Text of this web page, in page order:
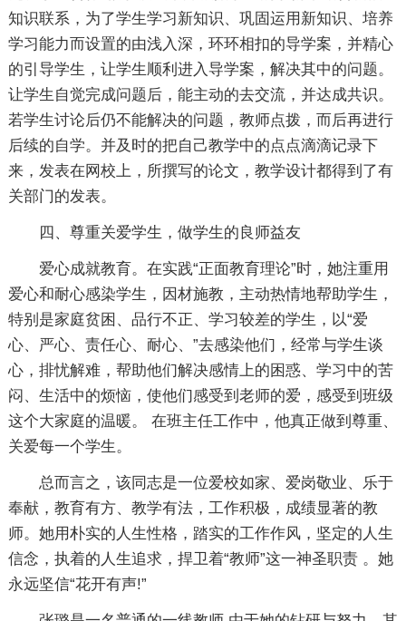
知识联系，为了学生学习新知识、巩固运用新知识、培养
学习能力而设置的由浅入深，环环相扣的导学案，并精心
的引导学生，让学生顺利进入导学案，解决其中的问题。
让学生自觉完成问题后，能主动的去交流，并达成共识。
若学生讨论后仍不能解决的问题，教师点拨，而后再进行
后续的自学。并及时的把自己教学中的点点滴滴记录下
来，发表在网校上，所撰写的论文，教学设计都得到了有
关部门的发表。
四、尊重关爱学生，做学生的良师益友
爱心成就教育。在实践“正面教育理论”时，她注重用
爱心和耐心感染学生，因材施教，主动热情地帮助学生，
特别是家庭贫困、品行不正、学习较差的学生，以“爱
心、严心、责任心、耐心、”去感染他们，经常与学生谈
心，排忧解难，帮助他们解决感情上的困惑、学习中的苦
闷、生活中的烦恼，使他们感受到老师的爱，感受到班级
这个大家庭的温暖。 在班主任工作中，他真正做到尊重、
关爱每一个学生。
总而言之，该同志是一位爱校如家、爱岗敬业、乐于
奉献，教育有方、教学有法，工作积极，成绩显著的教
师。她用朴实的人生性格，踏实的工作作风，坚定的人生
信念，执着的人生追求，捍卫着“教师”这一神圣职责 。她
永远坚信“花开有声!”